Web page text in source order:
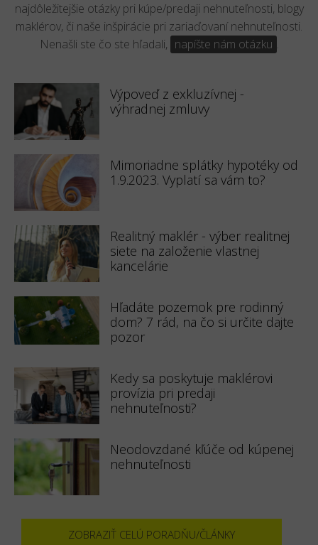
najdôležitejšie otázky pri kúpe/predaji nehnuteľnosti, blogy
maklérov, či naše inšpirácie pri zariaďovaní nehnuteľnosti.
Nenašli ste čo ste hľadali, napíšte nám otázku .
Výpoveď z exkluzívnej -
výhradnej zmluvy
Mimoriadne splátky hypotéky od
1.9.2023. Vyplatí sa vám to?
Realitný maklér - výber realitnej
siete na založenie vlastnej
kancelárie
Hľadáte pozemok pre rodinný
dom? 7 rád, na čo si určite dajte
pozor
Kedy sa poskytuje maklérovi
provízia pri predaji
nehnuteľnosti?
Neodovzdané kľúče od kúpenej
nehnuteľnosti
ZOBRAZIŤ CELÚ PORADŇU/ČLÁNKY